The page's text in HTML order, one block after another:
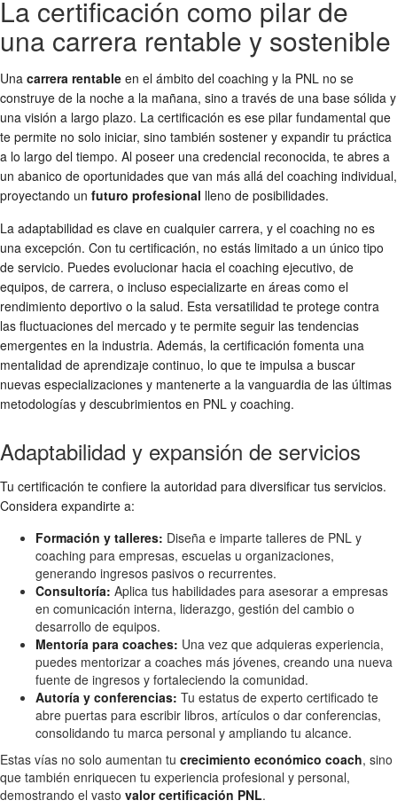
La certificación como pilar de
una carrera rentable y sostenible
Una carrera rentable en el ámbito del coaching y la PNL no se
construye de la noche a la mañana, sino a través de una base sólida y
una visión a largo plazo. La certificación es ese pilar fundamental que
te permite no solo iniciar, sino también sostener y expandir tu práctica
a lo largo del tiempo. Al poseer una credencial reconocida, te abres a
un abanico de oportunidades que van más allá del coaching individual,
proyectando un futuro profesional lleno de posibilidades.
La adaptabilidad es clave en cualquier carrera, y el coaching no es
una excepción. Con tu certificación, no estás limitado a un único tipo
de servicio. Puedes evolucionar hacia el coaching ejecutivo, de
equipos, de carrera, o incluso especializarte en áreas como el
rendimiento deportivo o la salud. Esta versatilidad te protege contra
las fluctuaciones del mercado y te permite seguir las tendencias
emergentes en la industria. Además, la certificación fomenta una
mentalidad de aprendizaje continuo, lo que te impulsa a buscar
nuevas especializaciones y mantenerte a la vanguardia de las últimas
metodologías y descubrimientos en PNL y coaching.
Adaptabilidad y expansión de servicios
Tu certificación te confiere la autoridad para diversificar tus servicios.
Considera expandirte a:
Formación y talleres: Diseña e imparte talleres de PNL y
coaching para empresas, escuelas u organizaciones,
generando ingresos pasivos o recurrentes.
Consultoría: Aplica tus habilidades para asesorar a empresas
en comunicación interna, liderazgo, gestión del cambio o
desarrollo de equipos.
Mentoría para coaches: Una vez que adquieras experiencia,
puedes mentorizar a coaches más jóvenes, creando una nueva
fuente de ingresos y fortaleciendo la comunidad.
Autoría y conferencias: Tu estatus de experto certificado te
abre puertas para escribir libros, artículos o dar conferencias,
consolidando tu marca personal y ampliando tu alcance.
Estas vías no solo aumentan tu crecimiento económico coach, sino
que también enriquecen tu experiencia profesional y personal,
demostrando el vasto valor certificación PNL.